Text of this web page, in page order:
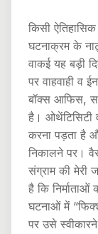
किसी ऐतिहासिक
घटनाक्रम के
वाकई यह बड़ी
पर वाहवाही व
बॉक्स आफिस,
है। ओथेंटिसिटी
करना पड़ता है
निकालने पर।
संग्राम की मेरी
है कि
घटनाओं में
पर उसे